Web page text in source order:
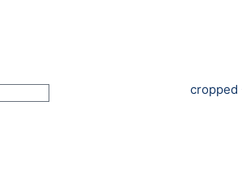
Kosár